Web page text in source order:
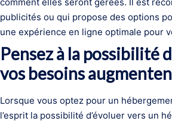
publicités ou qui propose des options
une expérience en ligne optimale pour
Pensez à la possibilité
vos besoins
Lorsque vous optez pour un
l’esprit la possibilité d’évoluer vers un